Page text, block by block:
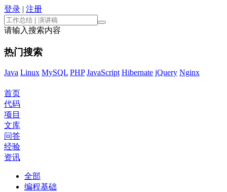
登录 | 注册
请输入搜索内容
热门搜索
Java Linux MySQL PHP JavaScript Hibernate jQuery Nginx
首页
代码
项目
文库
问答
经验
资讯
全部
编程基础